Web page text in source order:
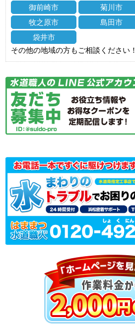
御前崎市
菊川市
牧之原市
島田市
袋井市
その他の地域の方もご相談ください！